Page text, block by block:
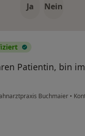
Ja Nein
Patientin, bin
Buchmaier •